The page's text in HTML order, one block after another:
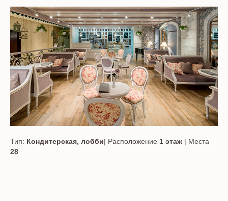
Тип: Кондитерская, лобби| Расположение 1 этаж | Места
28